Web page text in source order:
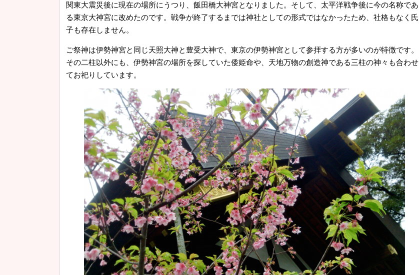
関東大震災後に現在の場所にうつり、飯田橋大神宮となりました。そして、太平洋戦争後に今の名称であ
る東京大神宮に改めたのです。戦争が終了するまでは神社としての形式ではなかったため、社格もなく氏
子も存在しません。
ご祭神は伊勢神宮と同じ天照大神と豊受大神で、東京の伊勢神宮として参拝する方が多いのが特徴です。
その二柱以外にも、伊勢神宮の場所を探していた倭姫命や、天地万物の創造神である三柱の神々も合わせ
てお祀りしています。